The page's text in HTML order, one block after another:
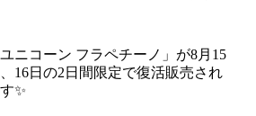
ユニコーン フラペチーノ」が8月15
16日の2日間限定で復活販売され
✨